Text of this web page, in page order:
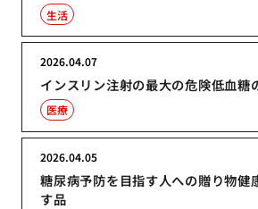
生活
インスリン注射の最大の危険低血糖
2026.04.07
医療
糖尿病予防を目指す人への贈り物健
す品
2026.04.05